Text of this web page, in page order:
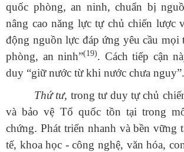
quốc phòng, an ninh, chuẩn bị
nâng cao năng lực tự chủ chiến lược
động nguồn lực đáp ứng yêu cầu mọi
phòng, an ninh”(19). Cách tiếp cận
duy “giữ nước từ khi nước chưa nguy”.
Thứ tư, trong tư duy tự chủ
và bảo vệ Tổ quốc tồn tại trong
chứng. Phát triển nhanh và bền vững
tế, khoa học - công nghệ, văn hóa,